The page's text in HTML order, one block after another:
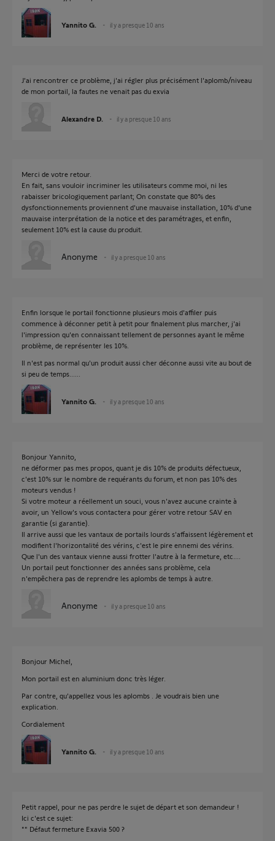
Yannito G. il y a presque 10 ans
J'ai rencontrer ce problème, j'ai régler plus précisément l'aplomb/niveau
de mon portail, la fautes ne venait pas du exvia
Alexandre D. il y a presque 10 ans
Merci de votre retour.
En fait, sans vouloir incriminer les utilisateurs comme moi, ni les
rabaisser bricologiquement parlant; On constate que 80% des
dysfonctionnements proviennent d'une mauvaise installation, 10% d'une
mauvaise interprétation de la notice et des paramétrages, et enfin,
seulement 10% est la cause du produit.
Anonyme il y a presque 10 ans
Enfin lorsque le portail fonctionne plusieurs mois d'affiler puis
commence à déconner petit à petit pour finalement plus marcher, j'ai
l'impression qu'en connaissant tellement de personnes ayant le même
problème, de représenter les 10%.
Il n'est pas normal qu'un produit aussi cher déconne aussi vite au bout de
si peu de temps......
Yannito G. il y a presque 10 ans
Bonjour Yannito,
ne déformer pas mes propos, quant je dis 10% de produits défectueux,
c'est 10% sur le nombre de requérants du forum, et non pas 10% des
moteurs vendus !
Si votre moteur a réellement un souci, vous n'avez aucune crainte à
avoir, un Yellow's vous contactera pour gérer votre retour SAV en
garantie (si garantie).
Il arrive aussi que les vantaux de portails lourds s'affaissent légèrement et
modifient l'horizontalité des vérins, c'est le pire ennemi des vérins.
Que l'un des vantaux vienne aussi frotter l'autre à la fermeture, etc....
Un portail peut fonctionner des années sans problème, cela
n'empêchera pas de reprendre les aplombs de temps à autre.
Anonyme il y a presque 10 ans
Bonjour Michel,
Mon portail est en aluminium donc très léger.
Par contre, qu'appellez vous les aplombs . Je voudrais bien une
explication.
Cordialement
Yannito G. il y a presque 10 ans
Petit rappel, pour ne pas perdre le sujet de départ et son demandeur !
Ici c'est ce sujet:
"" Défaut fermeture Exavia 500 ?